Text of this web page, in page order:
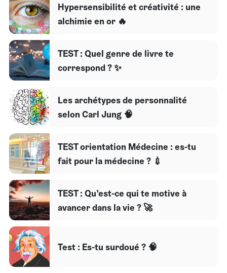
Hypersensibilité et créativité : une
alchimie en or 🔥
TEST : Quel genre de livre te
correspond ? ✨
Les archétypes de personnalité
selon Carl Jung 🧠
TEST orientation Médecine : es-tu
fait pour la médecine ? 💉
TEST : Qu’est-ce qui te motive à
avancer dans la vie ? 🚀
Test : Es-tu surdoué ? 🧠